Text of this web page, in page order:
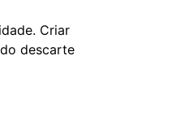
Criar
descarte